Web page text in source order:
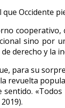
Occidente
sino por
derecho y la
para su
revuelta